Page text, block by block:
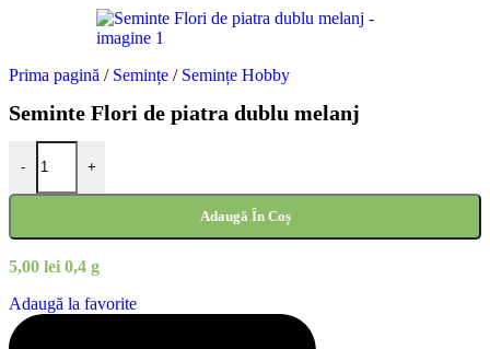
Prima pagină / Semințe / Semințe Hobby
Seminte Flori de piatra dublu melanj
-
Cantitate Seminte Flori de piatra dublu melanj
+
Adaugă În Coș
5,00 lei 0,4 g
Adaugă la favorite